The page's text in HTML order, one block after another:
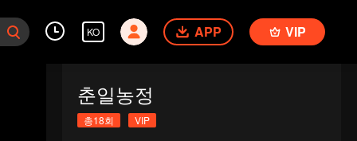
KO APP VIP
춘일농정
총18회 VIP